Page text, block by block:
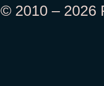
© 2010 – 2026